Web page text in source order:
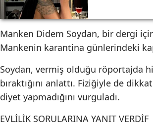
Manken Didem Soydan, bir dergi
Mankenin karantina günlerindeki
Soydan, vermiş olduğu röportajda
bıraktığını anlattı. Fiziğiyle de
diyet yapmadığını vurguladı.
EVLİLİK SORULARINA YANIT VERDİF